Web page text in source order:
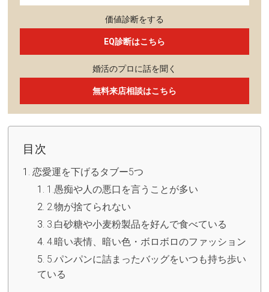
価値診断をする
EQ診断はこちら
婚活のプロに話を聞く
無料来店相談はこちら
目次
恋愛運を下げるタブー5つ
1.愚痴や人の悪口を言うことが多い
2.物が捨てられない
3.白砂糖や小麦粉製品を好んで食べている
4.暗い表情、暗い色・ボロボロのファッション
5.パンパンに詰まったバッグをいつも持ち歩い
ている